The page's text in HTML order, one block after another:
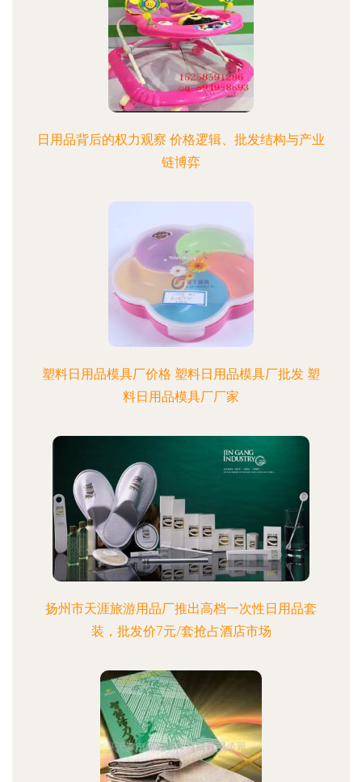
日用品背后的权力观察 价格逻辑、批发结构与产业
链博弈
塑料日用品模具厂价格 塑料日用品模具厂批发 塑
料日用品模具厂厂家
扬州市天涯旅游用品厂推出高档一次性日用品套
装，批发价7元/套抢占酒店市场